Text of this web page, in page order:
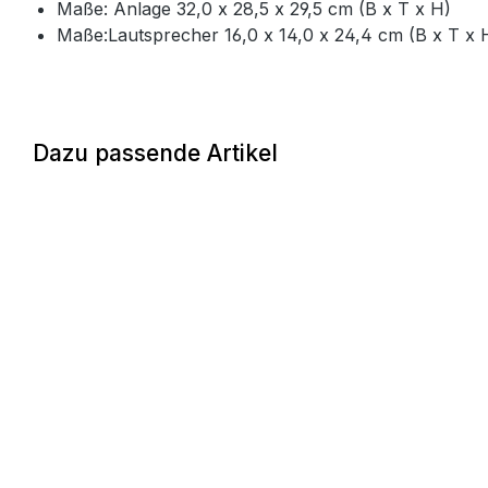
Maße: Anlage 32,0 x 28,5 x 29,5 cm (B x T x H)
Maße:Lautsprecher 16,0 x 14,0 x 24,4 cm (B x T x
Dazu passende Artikel